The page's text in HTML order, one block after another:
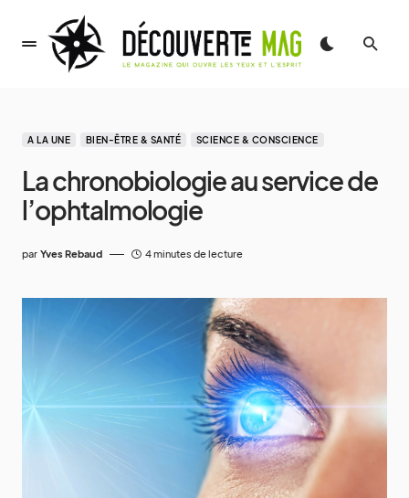
A LA UNE BIEN-ÊTRE & SANTÉ SCIENCE & CONSCIENCE
La chronobiologie au service de
l’ophtalmologie
par Yves Rebaud 4 minutes de lecture